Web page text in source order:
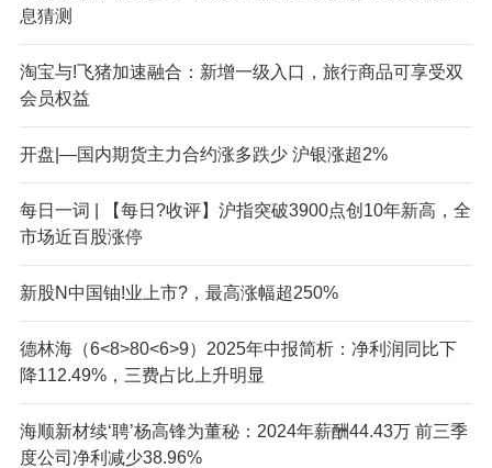
息猜测
淘宝与!飞猪加速融合：新增一级入口，旅行商品可享受双
会员权益
开盘|—国内期货主力合约涨多跌少 沪银涨超2%
每日一词 | 【每日?收评】沪指突破3900点创10年新高，全
市场近百股涨停
新股N中国铀!业上市?，最高涨幅超250%
德林海（6<8>80<6>9）2025年中报简析：净利润同比下
降112.49%，三费占比上升明显
海顺新材续‘聘’杨高锋为董秘：2024年薪酬44.43万 前三季
度公司净利减少38.96%